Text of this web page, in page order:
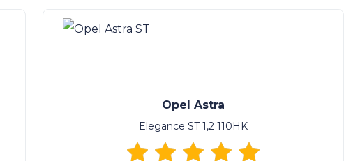
Opel Astra
Elegance ST 1,2 110HK